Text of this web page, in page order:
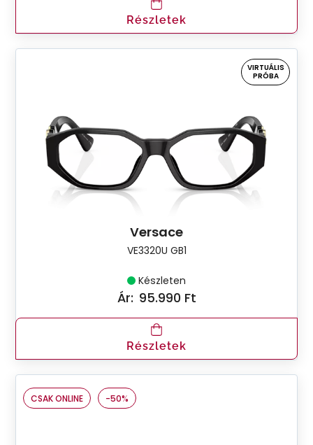
Részletek
VIRTUÁLIS
PRÓBA
Versace
VE3320U GB1
Készleten
Ár: 95.990 Ft
Részletek
CSAK ONLINE -50%